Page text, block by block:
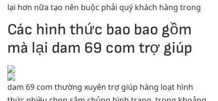
lại hơn nữa tạo nên buộc phải quý khách hàng trong
Các hình thức bao bao gồm
mà lại dam 69 com trợ giúp
dam 69 com thường xuyên trợ giúp hàng loạt hình